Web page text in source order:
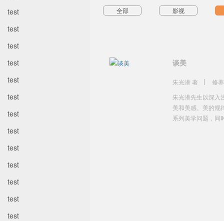
test
test
test
test
test
test
test
test
test
test
test
test
test
全部 影视
谈美
朱光潜 著
修养
朱光潜先生以深入
美和美感、美的规
系列美学问题，同